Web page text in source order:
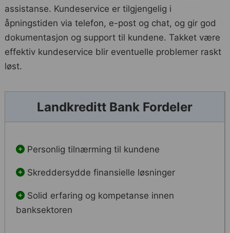
assistanse. Kundeservice er tilgjengelig i
åpningstiden via telefon, e-post og chat, og gir god
dokumentasjon og support til kundene. Takket være
effektiv kundeservice blir eventuelle problemer raskt
løst.
Landkreditt Bank Fordeler
Personlig tilnærming til kundene
Skreddersydde finansielle løsninger
Solid erfaring og kompetanse innen
banksektoren